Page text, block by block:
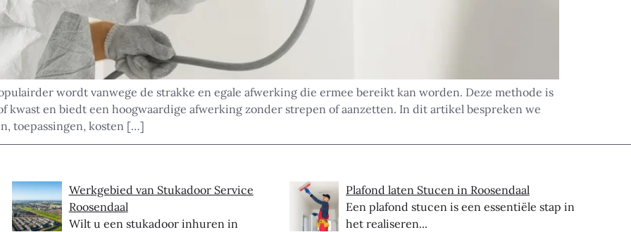
wordt vanwege de strakke en egale afwerking die ermee bereikt kan worden. Deze methode is
kwast en biedt een hoogwaardige afwerking zonder strepen of aanzetten. In dit artikel bespreken we
toepassingen, kosten […]
Werkgebied van Stukadoor Service
Roosendaal
Wilt u een stukadoor inhuren in
Plafond laten Stucen in Roosendaal
Een plafond stucen is een essentiële stap in
het realiseren...